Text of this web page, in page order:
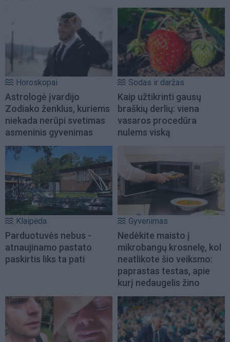
Horoskopai
Astrologė įvardijo
Zodiako ženklus, kuriems
niekada nerūpi svetimas
asmeninis gyvenimas
Sodas ir daržas
Kaip užtikrinti gausų
braškių derlių: viena
vasaros procedūra
nulems viską
Klaipėda
Parduotuvės nebus -
atnaujinamo pastato
paskirtis liks ta pati
Gyvenimas
Nedėkite maisto į
mikrobangų krosnelę, kol
neatlikote šio veiksmo:
paprastas testas, apie
kurį nedaugelis žino